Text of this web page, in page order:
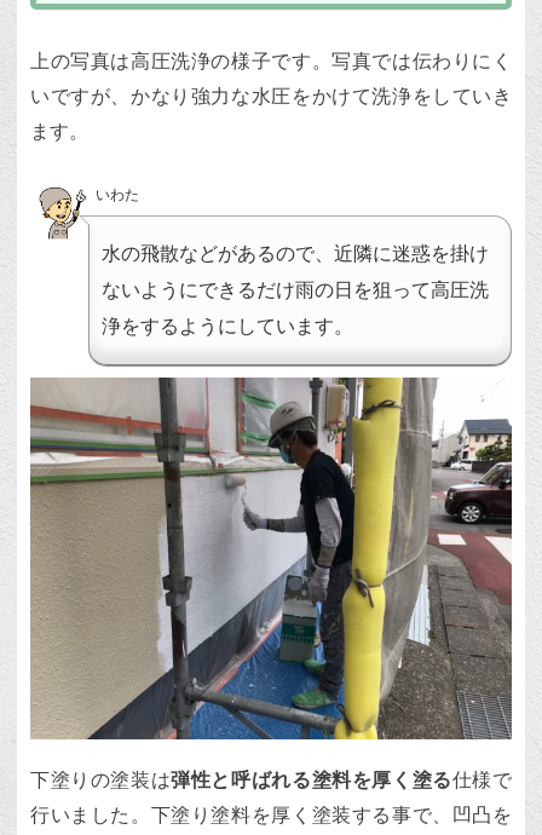
上の写真は高圧洗浄の様子です。写真では伝わりにく
いですが、かなり強力な水圧をかけて洗浄をしていき
ます。
いわた
水の飛散などがあるので、近隣に迷惑を掛け
ないようにできるだけ雨の日を狙って高圧洗
浄をするようにしています。
下塗りの塗装は弾性と呼ばれる塗料を厚く塗る仕様で
行いました。下塗り塗料を厚く塗装する事で、凹凸を